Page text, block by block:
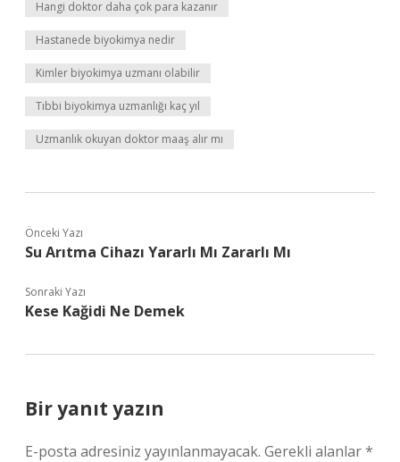
Hangi doktor daha çok para kazanır
Hastanede biyokimya nedir
Kimler biyokimya uzmanı olabilir
Tıbbi biyokimya uzmanlığı kaç yıl
Uzmanlık okuyan doktor maaş alır mı
Önceki Yazı
Su Arıtma Cihazı Yararlı Mı Zararlı Mı
Sonraki Yazı
Kese Kağidi Ne Demek
Bir yanıt yazın
E-posta adresiniz yayınlanmayacak. Gerekli alanlar*